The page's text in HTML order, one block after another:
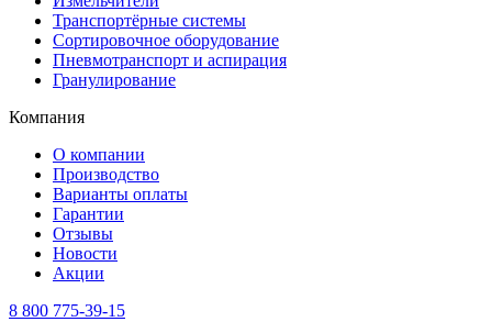
Транспортёрные системы
Сортировочное оборудование
Пневмотранспорт и аспирация
Гранулирование
Компания
О компании
Производство
Варианты оплаты
Гарантии
Отзывы
Новости
Акции
8 800 775-39-15